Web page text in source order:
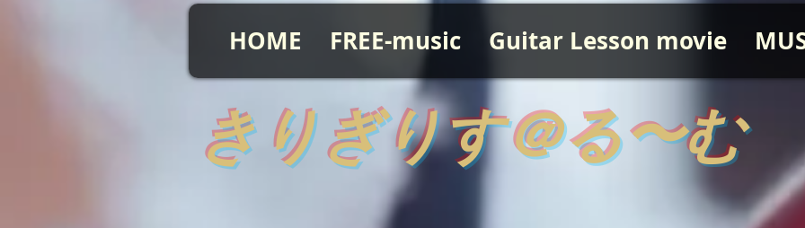
HOME FREE-music Guitar Lesson movie
きりぎりす＠る〜む